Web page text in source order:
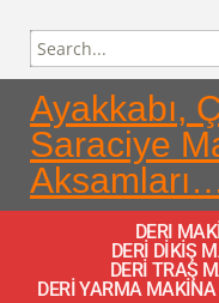
Ayakkabı,
Saraciye
DERI
DERİ DİKİŞ
DERİ TRAŞ
DERİ YARMA